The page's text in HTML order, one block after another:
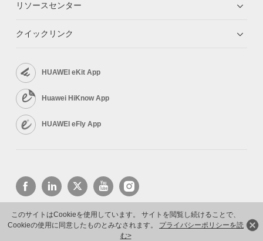
このサイトはCookieを使用しています。 サイトを閲覧し続けることで、
Cookieの使用に同意したものとみなされます。 プライバシーポリシーを読
む>
リソースセンター
クイックリンク
HUAWEI eKit App
Huawei HiKnow App
HUAWEI eFly App
Copyright © 2026 Huawei Technologies Co., Ltd. All rights reserved.
プライバシーポリシー